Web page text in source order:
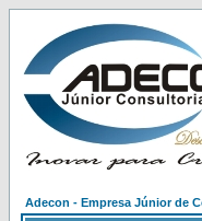
Adecon - Empresa Júnior de